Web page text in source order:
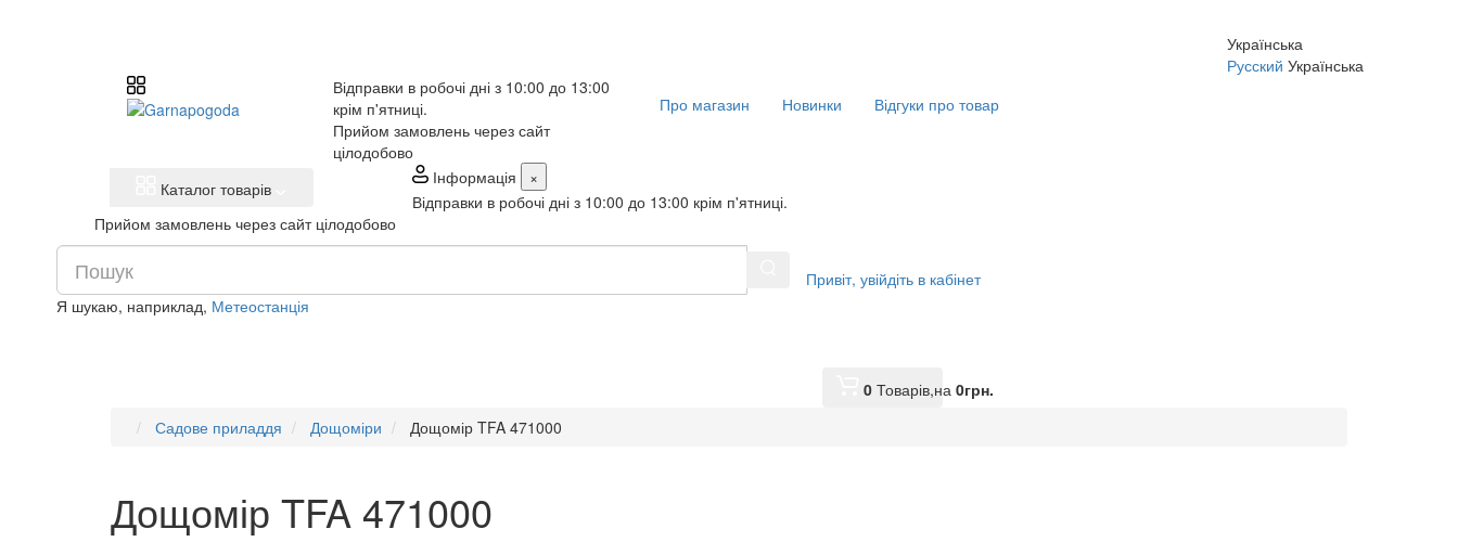
Українська
Русский Українська
Відправки в робочі дні з 10:00 до 13:00
крім п'ятниці.
Прийом замовлень через сайт
цілодобово
Про магазин Новинки Відгуки про товар
Каталог товарів
Інформація
×
Відправки в робочі дні з 10:00 до 13:00 крім п'ятниці.
Прийом замовлень через сайт цілодобово
Я шукаю, наприклад, Метеостанція
Привіт, увійдіть в кабінет
0 Товарів,на0грн.
Садове приладдя
Дощоміри Дощомір TFA 471000
Дощомір TFA 471000